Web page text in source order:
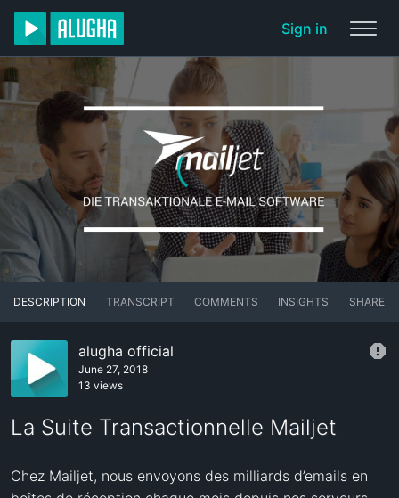
Sign in
DESCRIPTION TRANSCRIPT COMMENTS INSIGHTS SHARE
alugha official
June 27, 2018
13 views
La Suite Transactionnelle Mailjet
Chez Mailjet, nous envoyons des milliards d’emails en